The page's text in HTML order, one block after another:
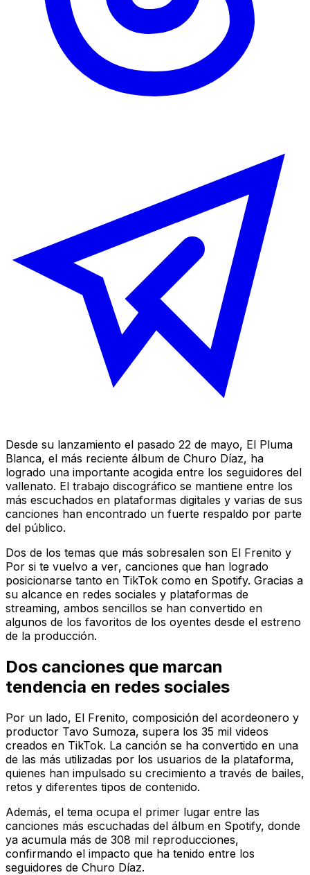
Desde su lanzamiento el pasado 22 de mayo, El Pluma
Blanca, el más reciente álbum de Churo Díaz, ha
logrado una importante acogida entre los seguidores del
vallenato. El trabajo discográfico se mantiene entre los
más escuchados en plataformas digitales y varias de sus
canciones han encontrado un fuerte respaldo por parte
del público.
Dos de los temas que más sobresalen son El Frenito y
Por si te vuelvo a ver, canciones que han logrado
posicionarse tanto en TikTok como en Spotify. Gracias a
su alcance en redes sociales y plataformas de
streaming, ambos sencillos se han convertido en
algunos de los favoritos de los oyentes desde el estreno
de la producción.
Dos canciones que marcan
tendencia en redes sociales
Por un lado, El Frenito, composición del acordeonero y
productor Tavo Sumoza, supera los 35 mil videos
creados en TikTok. La canción se ha convertido en una
de las más utilizadas por los usuarios de la plataforma,
quienes han impulsado su crecimiento a través de bailes,
retos y diferentes tipos de contenido.
Además, el tema ocupa el primer lugar entre las
canciones más escuchadas del álbum en Spotify, donde
ya acumula más de 308 mil reproducciones,
confirmando el impacto que ha tenido entre los
seguidores de Churo Díaz.